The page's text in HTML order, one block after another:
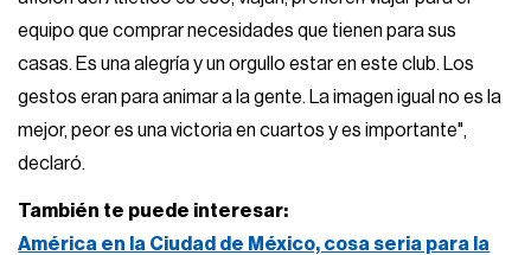
equipo que comprar necesidades que tienen para sus
casas. Es una alegría y un orgullo estar en este club. Los
gestos eran para animar a la gente. La imagen igual no es la
mejor, peor es una victoria en cuartos y es importante",
declaró.
También te puede interesar:
América en la Ciudad de México, cosa seria para la